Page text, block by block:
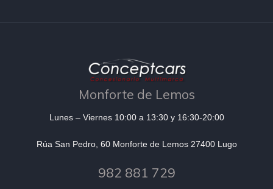
Monforte de Lemos
Lunes – Viernes 10:00 a 13:30 y 16:30-20:00
Rúa San Pedro, 60 Monforte de Lemos 27400 Lugo
982 881 729